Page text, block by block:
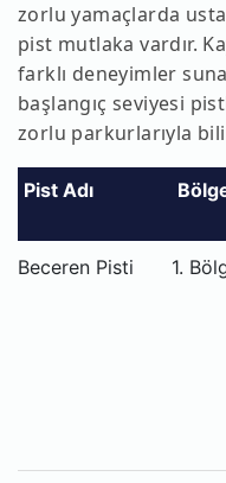
zorlu yamaçlarda
pist mutlaka vardır.
farklı deneyimler
başlangıç seviyesi
zorlu parkurlarıyla
Pist Adı
Beceren Pisti 1.